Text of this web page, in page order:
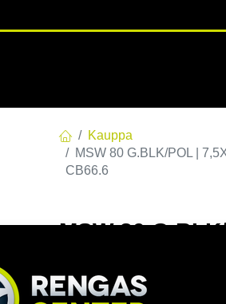
Kauppa
MSW 80 G.BLK/POL |
CB66.6
MSW 80
EAN:8027529179828